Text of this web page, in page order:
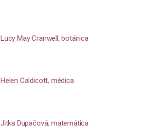
Lucy May Cranwell, botánica
Helen Caldicott, médica
Jitka Dupačová, matemática